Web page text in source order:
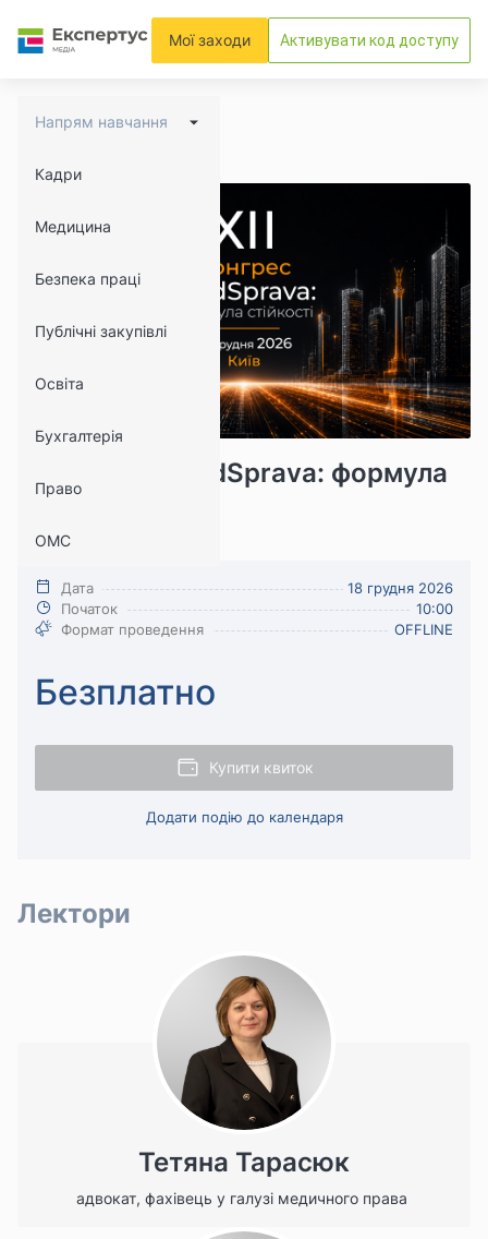
Мої заходи Активувати код доступу
Напрям навчання
Кадри
Медицина
Безпека праці
Публічні закупівлі
Освіта
Бухгалтерія
Право
ОМС
ХІІ Конгрес MedSprava: формула
247
Медицина
Лектори
Тетяна Тарасюк
адвокат, фахівець у галузі медичного права
Дата
18 грудня 2026
Початок
10:00
Формат проведення
OFFLINE
Безплатно
Купити квиток
Додати подію до календаря